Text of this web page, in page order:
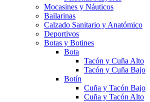
Mocasines y Náuticos
Bailarinas
Calzado Sanitario y Anatómico
Deportivos
Botas y Botines
Bota
Tacón y Cuña Alto
Tacón y Cuña Bajo
Botín
Cuña y Tacón Bajo
Cuña y Tacón Alto